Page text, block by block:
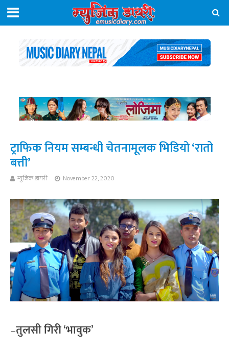
ट्राफिक नियम सम्बन्धी चेतनामूलक भिडियो ‘रातो
बत्ती’
म्युजिक डायरी November 22, 2020
–तुलसी गिरी ‘भावुक’